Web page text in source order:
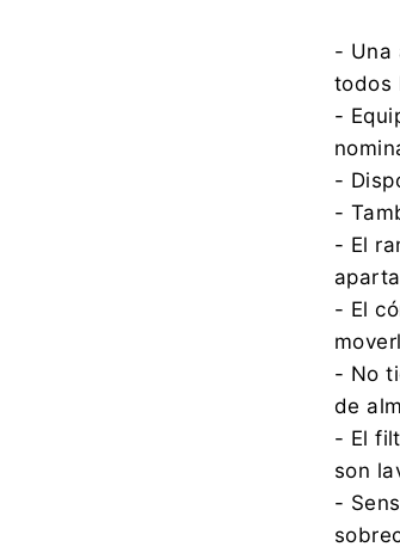
- Una
todos
-
-
-
- El
- El
- No
de
- El
son
-